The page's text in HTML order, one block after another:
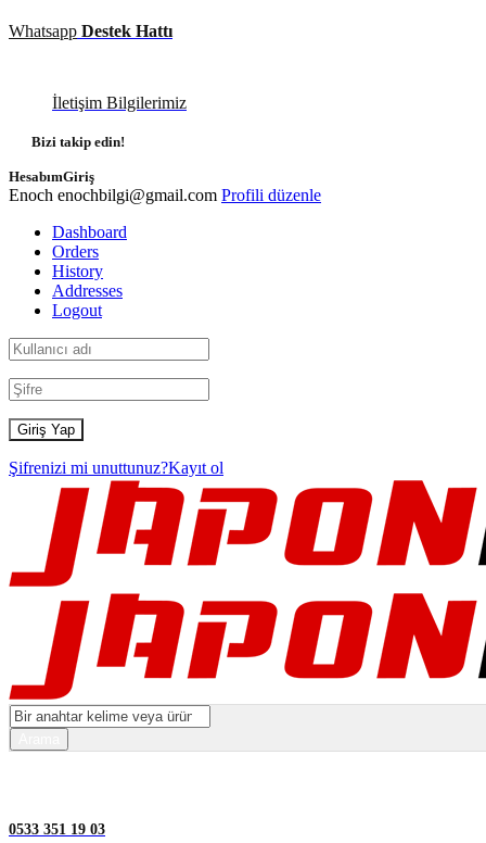
Whatsapp Destek Hattı
İletişim Bilgilerimiz
Bizi takip edin!
HesabımGiriş
Enoch enochbilgi@gmail.com Profili düzenle
Dashboard
Orders
History
Addresses
Logout
Şifrenizi mi unuttunuz?Kayıt ol
0533 351 19 03